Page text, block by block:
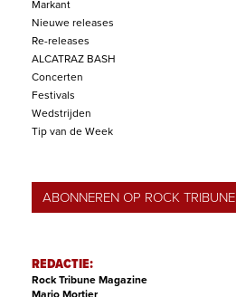
Markant
Nieuwe releases
Re-releases
ALCATRAZ BASH
Concerten
Festivals
Wedstrijden
Tip van de Week
ABONNEREN OP ROCK TRIBUNE
REDACTIE:
Rock Tribune Magazine
Mario Mortier